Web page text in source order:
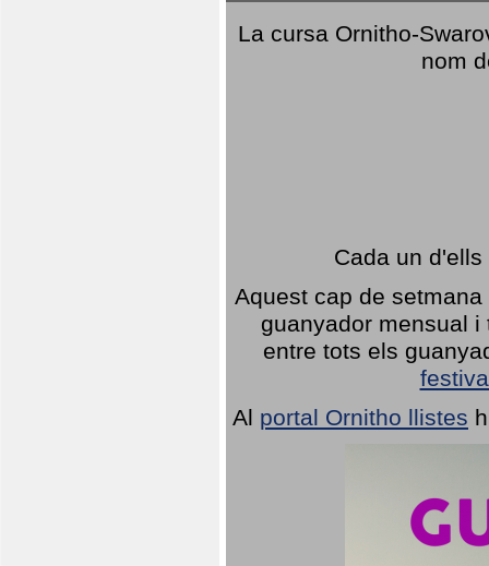
La cursa Ornitho-
nom
Cada un
Aquest cap de
guanyador mensual
entre tots els
Al portal Ornitho llistes